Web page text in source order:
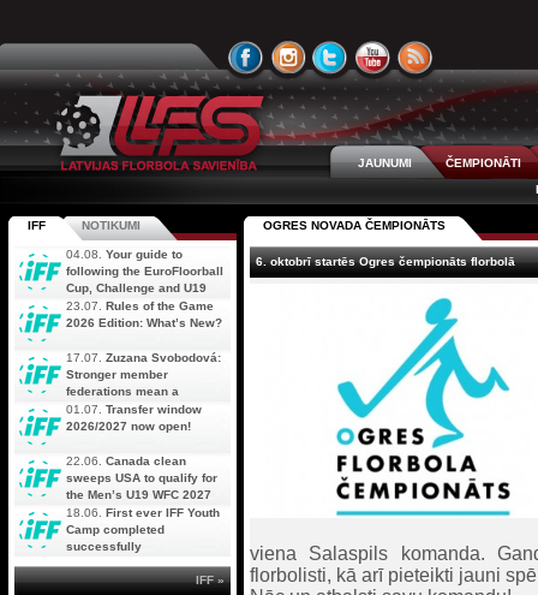
JAUNUMI
ČEMPIONĀTI
OGRES NOVADA ČEMPIONĀTS
6. oktobrī startēs Ogres čempionāts florbolā
viena Salaspils komanda.
florbolisti, kā arī pieteikti jauni
IFF NOTIKUMI
04.08. Your guide to
following the EuroFloorball
Cup, Challenge and U19
AOFC Qualifiers
simultaneously
23.07. Rules of the Game
2026 Edition: What’s New?
17.07. Zuzana Svobodová:
Stronger member
federations mean a
stronger future for floorball
01.07. Transfer window
2026/2027 now open!
22.06. Canada clean
sweeps USA to qualify for
the Men’s U19 WFC 2027
18.06. First ever IFF Youth
Camp completed
successfully
IFF »